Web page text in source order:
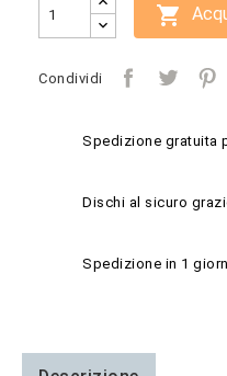

Condividi
Spedizione gratuita
Dischi al sicuro
Spedizione in 1